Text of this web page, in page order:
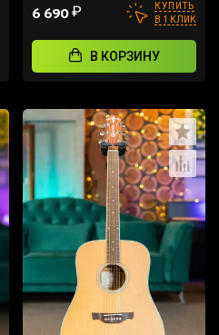
6 690₽
КУПИТЬ
В 1 КЛИК
В КОРЗИНУ